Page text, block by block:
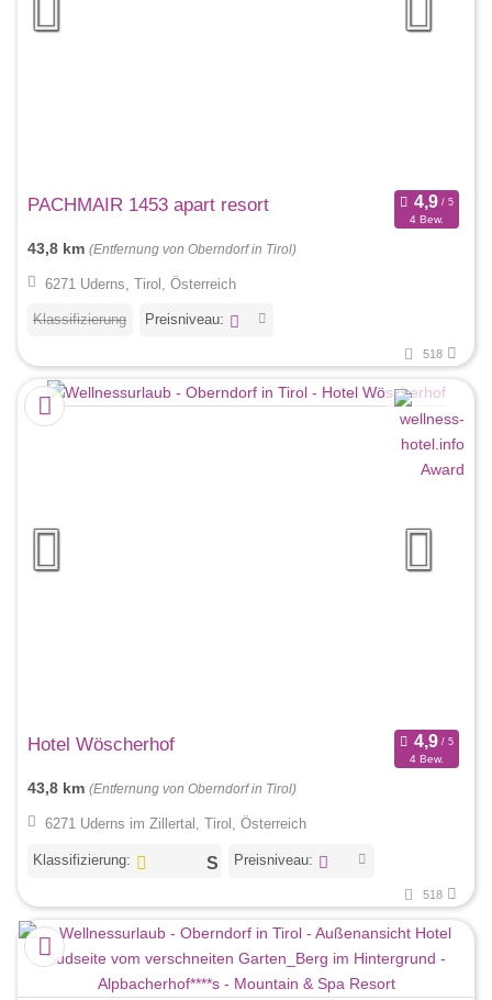
PACHMAIR 1453 apart resort
4 Bew.
43,8 km (Entfernung von Oberndorf in Tirol)
6271 Uderns, Tirol, Österreich
Klassifizierung Preisniveau:
518
Hotel Wöscherhof
4 Bew.
43,8 km (Entfernung von Oberndorf in Tirol)
6271 Uderns im Zillertal, Tirol, Österreich
Klassifizierung: Preisniveau:
518